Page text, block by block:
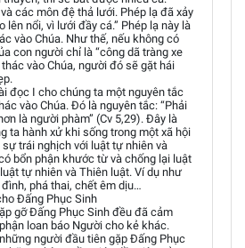
các môn đệ thả lưới. Phép lạ đã xảy
lên nổi, vì lưới đầy cá.” Phép lạ này là
vào Chúa. Như thế, nếu không có
con người chỉ là “công dã tràng xe
vào Chúa, người đó sẽ gặt hái
đọc I cho chúng ta một nguyên tắc
vào Chúa. Đó là nguyên tắc: “Phải
là người phàm” (Cv 5,29). Đây là
ta hành xử khi sống trong một xã hội
trái nghịch với luật tự nhiên và
bổn phận khước từ và chống lại luật
tự nhiên và Thiên luật. Ví dụ như
phá thai, chết êm dịu…
Đấng Phục Sinh
gỡ Đấng Phục Sinh đều đã cảm
loan báo Người cho kẻ khác.
người đầu tiên gặp Đấng Phục